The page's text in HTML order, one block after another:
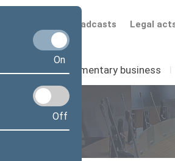
On
Off
Legal
Scheduled broadcasts
Seimas I Parliamentary business I